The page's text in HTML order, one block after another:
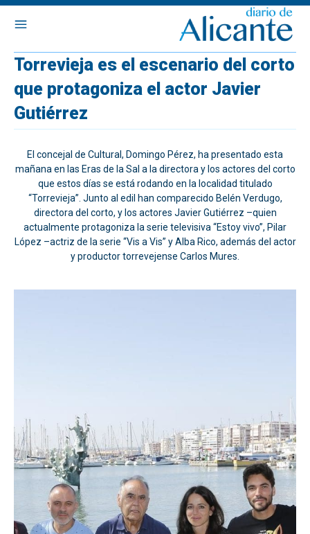
Torrevieja es el escenario del corto
que protagoniza el actor Javier
Gutiérrez
El concejal de Cultural, Domingo Pérez, ha presentado esta
mañana en las Eras de la Sal a la directora y los actores del corto
que estos días se está rodando en la localidad titulado
“Torrevieja”. Junto al edil han comparecido Belén Verdugo,
directora del corto, y los actores Javier Gutiérrez –quien
actualmente protagoniza la serie televisiva “Estoy vivo”, Pilar
López –actriz de la serie “Vis a Vis” y Alba Rico, además del actor
y productor torrevejense Carlos Mures.